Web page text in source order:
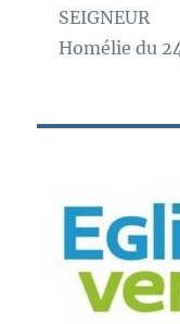
SEIGNEUR
Homélie du